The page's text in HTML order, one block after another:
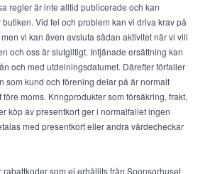
regler är inte alltid publicerade och kan
Vid fel och problem kan vi driva krav på
vi kan även avsluta sådan aktivitet när vi vill
och oss är slutgiltigt. Intjänade ersättning kan
och med utdelningsdatumet. Därefter förfaller
som kund och förening delar på är normalt
moms. Kringprodukter som försäkring, frakt,
köp av presentkort ger i normalfallet ingen
med presentkort eller andra värdecheckar
rabattkoder som ej erhållits från Sponsorhuset